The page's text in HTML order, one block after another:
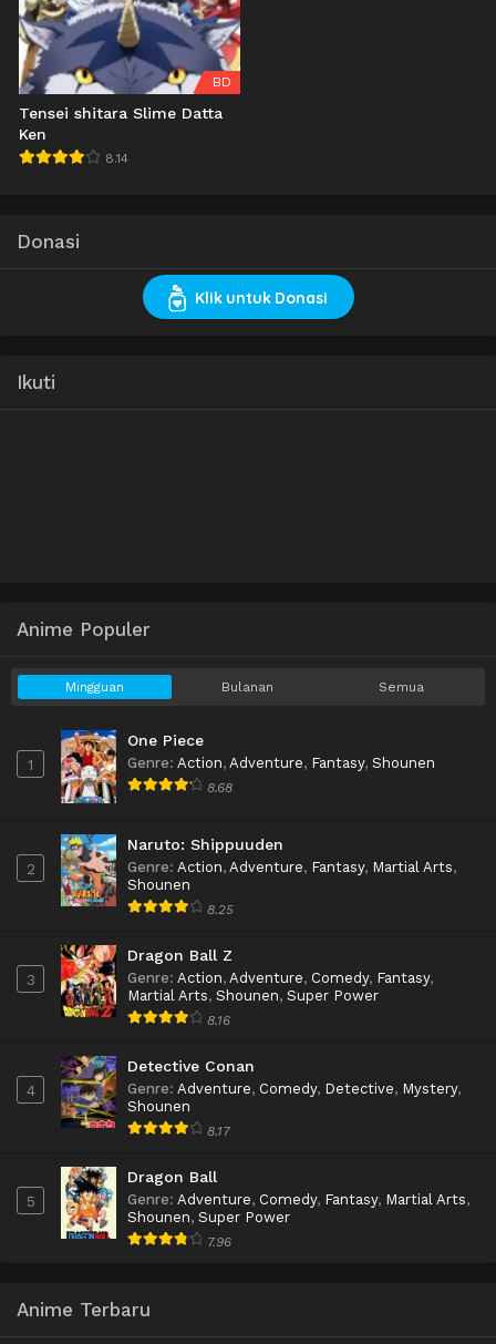
BD
Tensei shitara Slime Datta
Ken
8.14
Donasi
Klik untuk Donasi
Ikuti
Anime Populer
Mingguan Bulanan Semua
1
One Piece
Genre: Action, Adventure, Fantasy, Shounen
8.68
2
Naruto: Shippuuden
Genre: Action, Adventure, Fantasy, Martial Arts,
Shounen
8.25
3
Dragon Ball Z
Genre: Action, Adventure, Comedy, Fantasy,
Martial Arts, Shounen, Super Power
8.16
4
Detective Conan
Genre: Adventure, Comedy, Detective, Mystery,
Shounen
8.17
5
Dragon Ball
Genre: Adventure, Comedy, Fantasy, Martial Arts,
Shounen, Super Power
7.96
Anime Terbaru